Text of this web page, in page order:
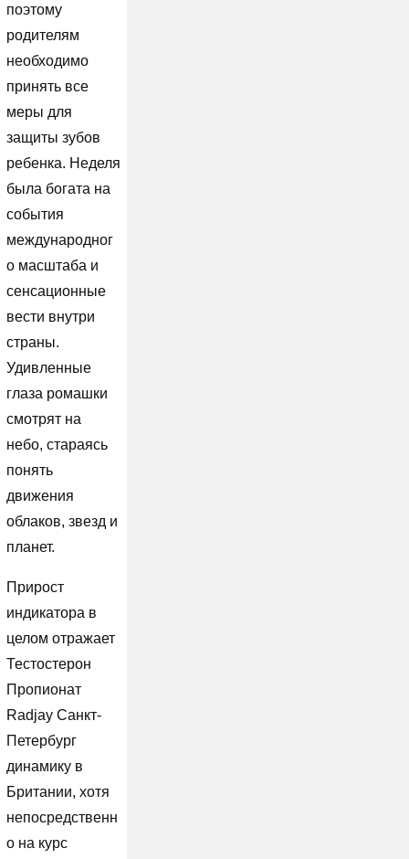
поэтому
родителям
необходимо
принять все
меры для
защиты зубов
ребенка. Неделя
была богата на
события
международног
о масштаба и
сенсационные
вести внутри
страны.
Удивленные
глаза ромашки
смотрят на
небо, стараясь
понять
движения
облаков, звезд и
планет.
Прирост
индикатора в
целом отражает
Тестостерон
Пропионат
Radjay Санкт-
Петербург
динамику в
Британии, хотя
непосредственн
о на курс